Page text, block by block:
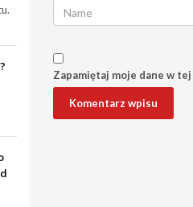
Zapamiętaj moje dane w